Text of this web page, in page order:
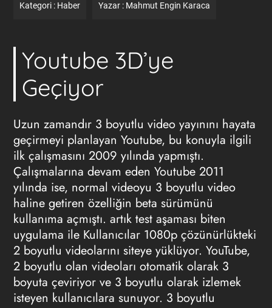
Kategori : Haber Yazar : Mahmut Engin Karaca
Youtube 3D’ye
Geçiyor
Uzun zamandır 3 boyutlu video yayınını hayata
geçirmeyi planlayan Youtube, bu konuyla ilgili
ilk çalışmasını 2009 yılında yapmıştı.
Çalışmalarına devam eden Youtube 2011
yılında ise, normal videoyu 3 boyutlu video
haline getiren özelliğin beta sürümünü
kullanıma açmıştı. artık test aşaması biten
uygulama ile Kullanıcılar 1080p çözünürlükteki
2 boyutlu videolarını siteye yüklüyor. YouTube,
2 boyutlu olan videoları otomatik olarak 3
boyuta çeviriyor ve 3 boyutlu olarak izlemek
isteyen kullanıcılara sunuyor. 3 boyutlu